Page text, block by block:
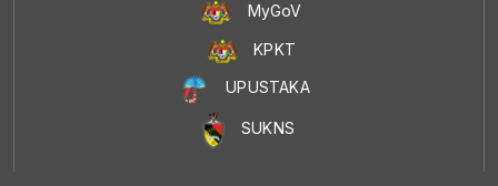
MyGoV
KPKT
UPUSTAKA
SUKNS